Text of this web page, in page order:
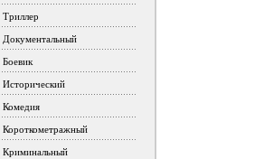
Триллер
Документальный
Боевик
Исторический
Комедия
Короткометражный
Криминальный